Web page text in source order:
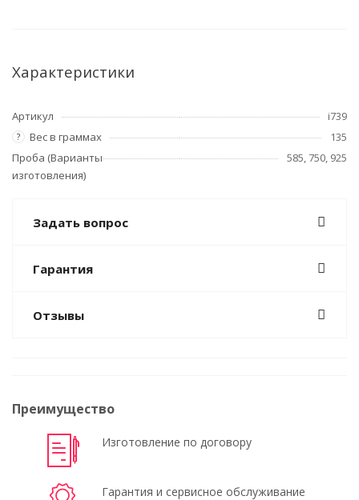
Характеристики
Артикул i739
? Вес в граммах
135
Проба (Варианты
изготовления)
585, 750, 925
Задать вопрос
Гарантия
Отзывы
Преимущество
Изготовление по договору
Гарантия и сервисное обслуживание